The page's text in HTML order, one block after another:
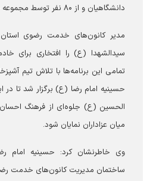
دانشگاهیان و از ۸۰ نفر توسط مجموعه حسینیه انجام گرفت.
مدیر کانون‌های خدمت رضوی
سیدالشهدا (ع) را افتخاری برای
تمامی این برنامه‌ها با تلاش تیم
حسینیه امام رضا (ع) برگزار شد تا در
الحسین (ع) جلوه‌ای از فرهنگ
میان عزاداران نمایان شود.
وی خاطرنشان کرد: حسینیه امام
ساختمان مدیریت کانون‌های خدمت